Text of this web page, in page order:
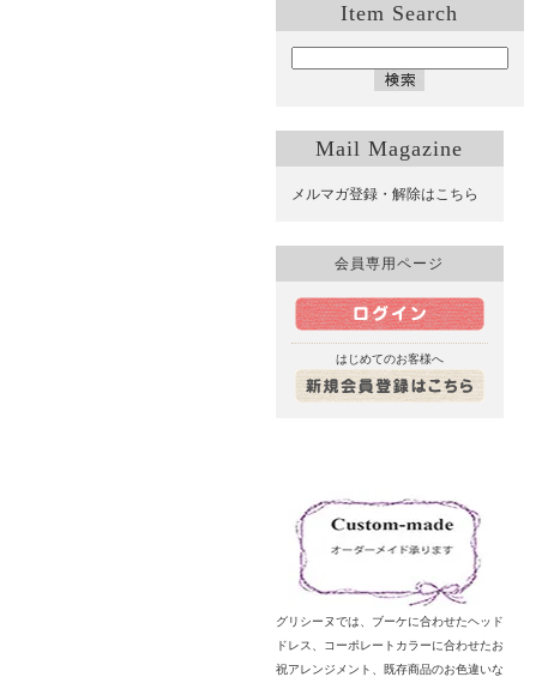
Item Search
Mail Magazine
メルマガ登録・解除はこちら
会員専用ページ
はじめてのお客様へ
グリシーヌでは、ブーケに合わせたヘッド
ドレス、コーポレートカラーに合わせたお
祝アレンジメント、既存商品のお色違いな